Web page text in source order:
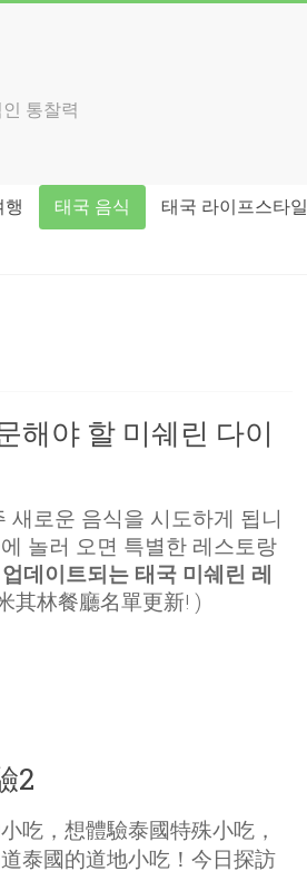
통찰력
행 태국 음식 태국 라이프스타일
해야 할 미쉐린 다이
새로운 음식을 시도하게 됩니
놀러 오면 특별한 레스토랑
데이트되는 태국 미쉐린 레
其林餐廳名單更新! )
2
吃，想體驗泰國特殊小吃，
泰國的道地小吃！今日探訪